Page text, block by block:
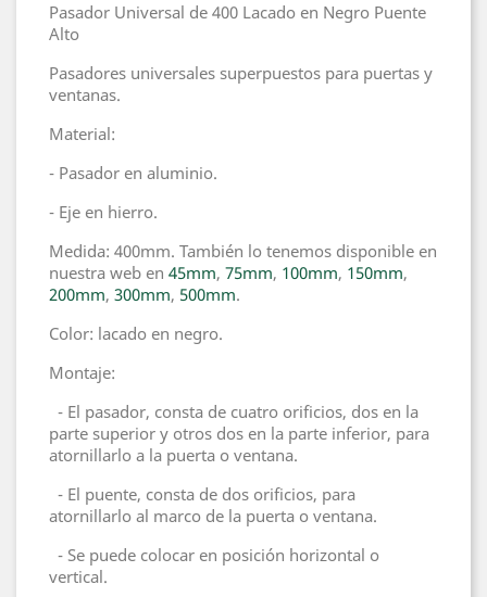
Pasador Universal de 400 Lacado en Negro Puente
Alto
Pasadores universales superpuestos para puertas y
ventanas.
Material:
- Pasador en aluminio.
- Eje en hierro.
Medida: 400mm. También lo tenemos disponible en
nuestra web en 45mm, 75mm, 100mm, 150mm,
200mm, 300mm, 500mm.
Color: lacado en negro.
Montaje:
- El pasador, consta de cuatro orificios, dos en la
parte superior y otros dos en la parte inferior, para
atornillarlo a la puerta o ventana.
- El puente, consta de dos orificios, para
atornillarlo al marco de la puerta o ventana.
- Se puede colocar en posición horizontal o
vertical.